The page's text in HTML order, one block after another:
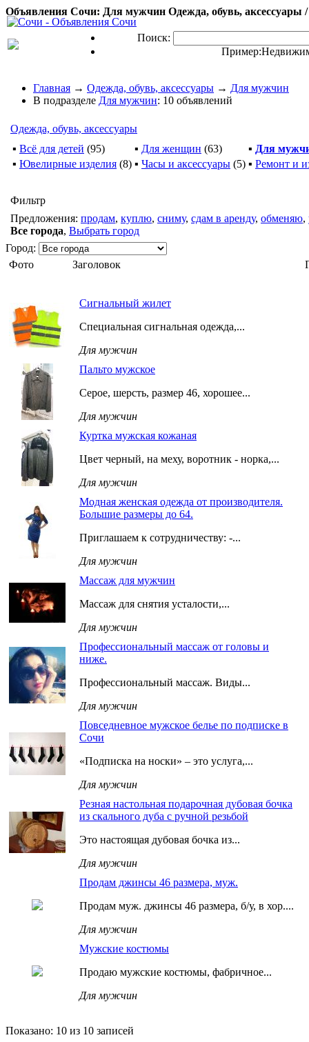
Объявления Сочи: Для мужчин Одежда, обувь, аксессуары
Поиск:
Пример:
Главная → Одежда, обувь, аксессуары → Для мужчин
В подразделе Для мужчин: 10 объявлений
Одежда, обувь, аксессуары
▪ Всё для детей (95) ▪ Для женщин (63) ▪ Для
▪ Ювелирные изделия (8) ▪ Часы и аксессуары (5) ▪ Ремонт и
Фильтр
Предложения: продам, куплю, сниму, сдам в аренду, обменяю,
Все города, Выбрать город
Город:
Фото
Заголовок
Сигнальный жилет
Специальная сигнальная одежда,...
Для мужчин
Пальто мужское
Серое, шерсть, размер 46, хорошее...
Для мужчин
Куртка мужская кожаная
Цвет черный, на меху, воротник - норка,...
Для мужчин
Модная женская одежда от производителя.
Большие размеры до 64.
Приглашаем к сотрудничеству: -...
Для мужчин
Массаж для мужчин
Массаж для снятия усталости,...
Для мужчин
Профессиональный массаж от головы и
ниже.
Профессиональный массаж. Виды...
Для мужчин
Повседневное мужское белье по подписке в
Сочи
«Подписка на носки» – это услуга,...
Для мужчин
Резная настольная подарочная дубовая бочка
из скального дуба с ручной резьбой
Это настоящая дубовая бочка из...
Для мужчин
Продам джинсы 46 размера, муж.
Продам муж. джинсы 46 размера, б/у, в хор....
Для мужчин
Мужские костюмы
Продаю мужские костюмы, фабричное...
Для мужчин
Показано: 10 из 10 записей